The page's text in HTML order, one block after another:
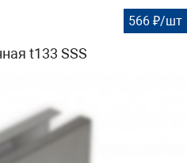
566 ₽/шт
t133 SSS